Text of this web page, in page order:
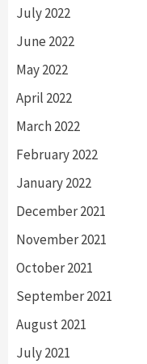
July 2022
June 2022
May 2022
April 2022
March 2022
February 2022
January 2022
December 2021
November 2021
October 2021
September 2021
August 2021
July 2021